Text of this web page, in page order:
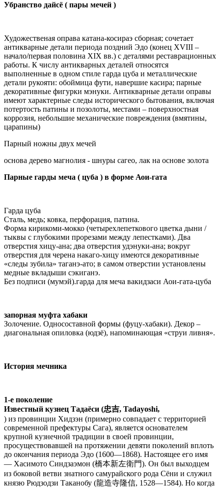
Убранство дайсё ( пары мечей )
Художественая оправа катана-косираэ сборная; сочетает
антикварные детали периода поздний Эдо (конец XVIII –
начало/первая половина XIX вв.) с деталями реставрационных
работы. К числу антикварных деталей относятся
выполненные в одном стиле гарда цуба и металлические
детали рукояти: обоймица фути, навершие касира; парные
декоративные фигурки мэнуки. Антикварные детали оправы
имеют характерные следы исторического бытования, включая
потертость патины и позолоты, местами – поверхностная
коррозия, небольшие механические повреждения (вмятины,
царапины)
Парный ножны двух мечей
основа дерево магнолия - шнуры сагео, лак на основе золота
Парные гарды меча ( цуба ) в форме Аои-гата
Гарда цуба
Сталь, медь; ковка, перфорация, патина.
Форма кирикоми-мокко (четырехлепеткового цветка дыни /
тыквы с глубокими прорезами между лепестками). Два
отверстия хицу-ана; два отверстия удэнуки-ана; вокруг
отверстия для черена накаго-хицу имеются декоративные
«следы зубила» таганэ-ато; в самом отверстии установлены
медные вкладыши сэкиганэ.
Без подписи (мумэй).гарда для меча вакидзаси Аои-гата-цуба
запорная муфта хабаки
Золочение. Односоставной формы (фуцу-хабаки). Декор –
диагональная опиловка (юдзё), напоминающая «струи ливня».
История мечника
1-е поколение
Известный кузнец Тадаёси (忠吉, Tadayoshi,
) из провинции Хидзэн (примерно совпадает с территорией
современной префектуры Сага), является основателем
крупной кузнечной традиции в своей провинции,
просуществовавшей на протяжении девяти поколений вплоть
до окончания периода Эдо (1600—1868). Настоящее его имя
— Хасимото Синдзаэмон (橋本新左衛門). Он был выходцем
из боковой ветви знатного самурайского рода Сёни и служил
князю Рюдзодзи Таканобу (龍造寺隆信, 1528—1584). Но когда